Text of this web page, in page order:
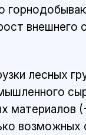
внешнего
лесных
материалов
возможных